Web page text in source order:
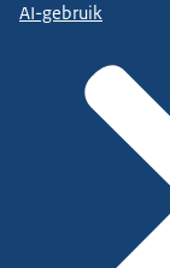
AI-gebruik